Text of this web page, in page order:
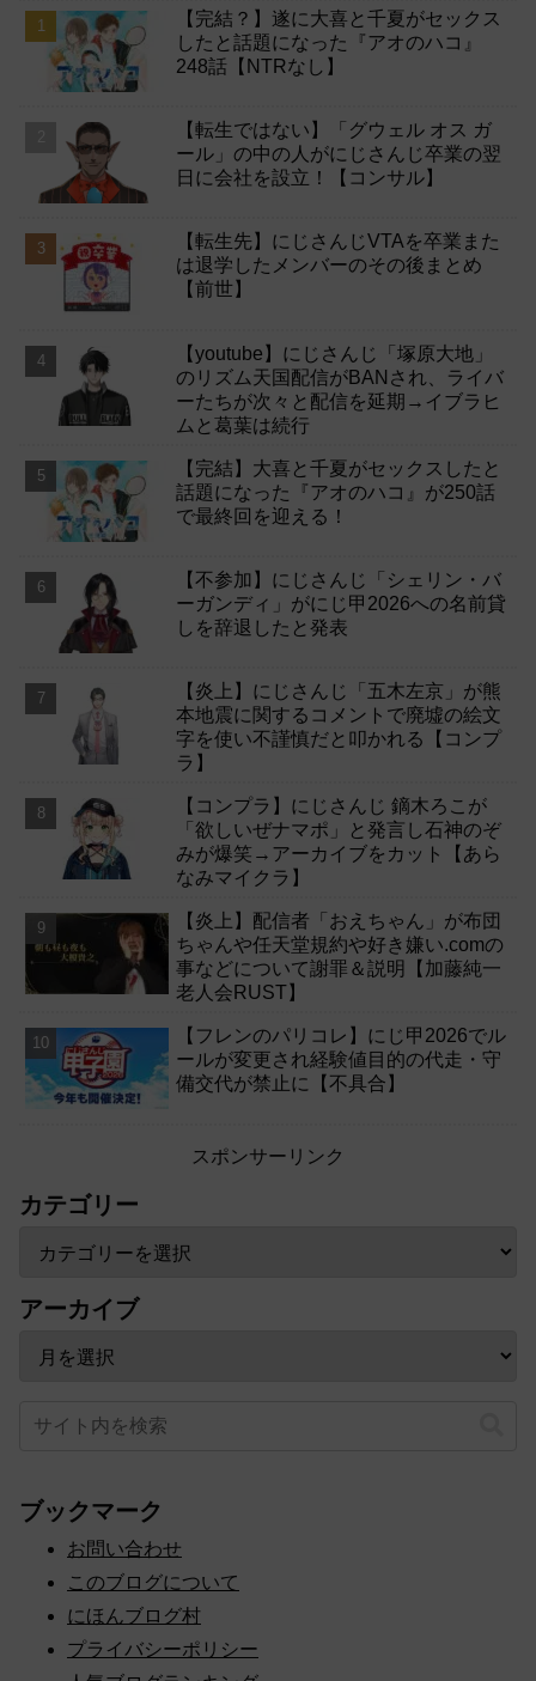
【完結？】遂に大喜と千夏がセックス
したと話題になった『アオのハコ』
248話【NTRなし】
【転生ではない】「グウェル オス ガ
ール」の中の人がにじさんじ卒業の翌
日に会社を設立！【コンサル】
【転生先】にじさんじVTAを卒業また
は退学したメンバーのその後まとめ
【前世】
【youtube】にじさんじ「塚原大地」
のリズム天国配信がBANされ、ライバ
ーたちが次々と配信を延期→イブラヒ
ムと葛葉は続行
【完結】大喜と千夏がセックスしたと
話題になった『アオのハコ』が250話
で最終回を迎える！
【不参加】にじさんじ「シェリン・バ
ーガンディ」がにじ甲2026への名前貸
しを辞退したと発表
【炎上】にじさんじ「五木左京」が熊
本地震に関するコメントで廃墟の絵文
字を使い不謹慎だと叩かれる【コンプ
ラ】
【コンプラ】にじさんじ 鏑木ろこが
「欲しいぜナマポ」と発言し石神のぞ
みが爆笑→アーカイブをカット【あら
なみマイクラ】
【炎上】配信者「おえちゃん」が布団
ちゃんや任天堂規約や好き嫌い.comの
事などについて謝罪＆説明【加藤純一
老人会RUST】
【フレンのパリコレ】にじ甲2026でル
ールが変更され経験値目的の代走・守
備交代が禁止に【不具合】
スポンサーリンク
カテゴリー
アーカイブ
ブックマーク
お問い合わせ
このブログについて
にほんブログ村
プライバシーポリシー